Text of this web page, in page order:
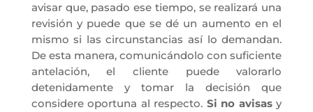
avisar que, pasado ese tiempo, se realizará una
revisión y puede que se dé un aumento en el
mismo si las circunstancias así lo demandan.
De esta manera, comunicándolo con suficiente
antelación, el cliente puede valorarlo
detenidamente y tomar la decisión que
considere oportuna al respecto. Si no avisasy